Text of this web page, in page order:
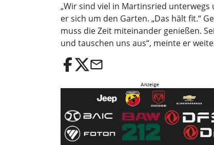
„Wir sind viel in Martinsried
er sich um den Garten. „Das hält fit.“
muss die Zeit miteinander genießen.
und tauschen uns aus“, meinte er
email